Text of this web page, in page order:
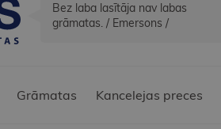
Bez laba lasītāja nav labas
grāmatas. / Emersons /
Grāmatas Kancelejas preces